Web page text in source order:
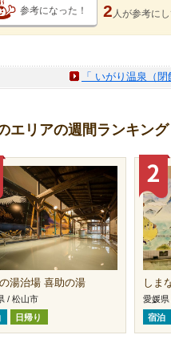
参考になった！ 2 人が参考に
「 いがり温泉（
エリアの週間ランキング
湯治場 喜助の湯
/ 松山市
日帰り
しま
愛媛県
宿泊